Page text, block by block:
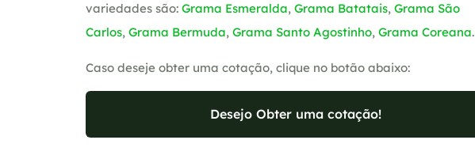
variedades são: Grama Esmeralda, Grama Batatais, Grama São
Carlos, Grama Bermuda, Grama Santo Agostinho, Grama Coreana.
Caso deseje obter uma cotação, clique no botão abaixo:
Desejo Obter uma cotação!